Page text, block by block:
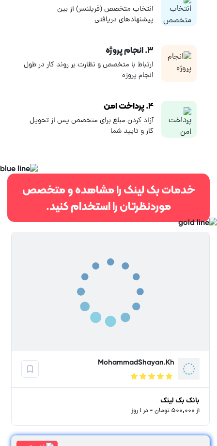
فاکتورهای رتبه بندی گوگلمی توانید از با ثبت پروژه برونسپاری
انتخاب متخصص (فریلنسر) از بین
پیشنهادهای دریافتی
۳. انجام پروژه
ارتباط با متخصص و نظارت بر روند کار در طول
انجام پروژه
۴. پرداخت امن
آزاد کردن مبلغ برای متخصص پس از تحویل
کار و تایید شما
خدمات بک لینک را مشاهده و متخصص
موردنظرتان را استخدام کنید.
MohammadShayan.Kh
بانک بک لینک
از ۵۰۰,۰۰۰ تومان - در ۱ روز